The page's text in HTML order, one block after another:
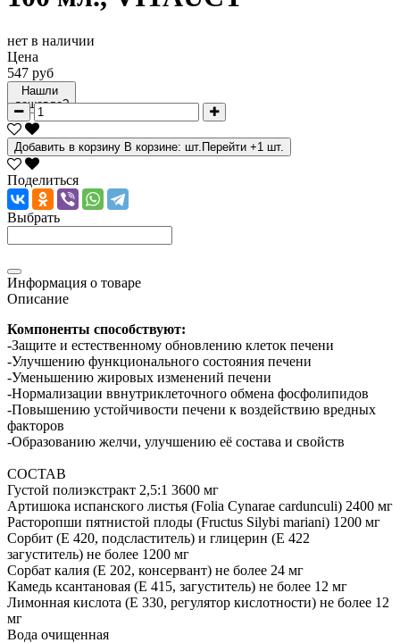
нет в наличии
Цена
547 руб
Нашли
дешевле?
Добавить в корзину В корзине: шт. Перейти +1 шт.
Поделиться
Выбрать
Информация о товаре
Описание
Компоненты способствуют:
-Защите и естественному обновлению клеток печени
-Улучшению функционального состояния печени
-Уменьшению жировых изменений печени
-Нормализации ввнутриклеточного обмена фосфолипидов
-Повышению устойчивости печени к воздействию вредных
факторов
-Образованию желчи, улучшению её состава и свойств
СОСТАВ
Густой полиэкстракт 2,5:1 3600 мг
Артишока испанского листья (Folia Cynarae cardunculi) 2400 мг
Расторопши пятнистой плоды (Fructus Silybi mariani) 1200 мг
Сорбит (Е 420, подсластитель) и глицерин (Е 422
загуститель) не более 1200 мг
Сорбат калия (Е 202, консервант) не более 24 мг
Камедь ксантановая (Е 415, загуститель) не более 12 мг
Лимонная кислота (Е 330, регулятор кислотности) не более 12
мг
Вода очищенная